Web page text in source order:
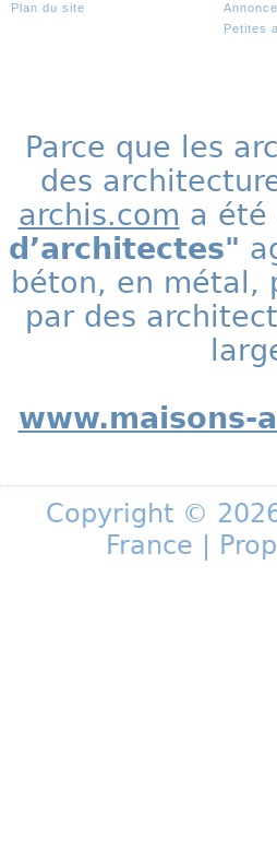
Plan du site
Petites
Parce que les
des
archis.com a été
d’architectes"
béton, en métal,
par des
www.maisons-
Copyright ©
France |